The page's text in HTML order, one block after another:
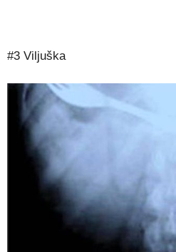
#3 Viljuška